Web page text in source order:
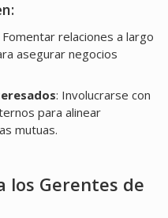
Fomentar relaciones a largo
asegurar negocios
: Involucrarse con
para alinear
mutuas.
los Gerentes de